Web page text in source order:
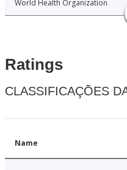
World Health Organization
Ratings
CLASSIFICAÇÕES
Name